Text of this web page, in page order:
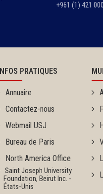
+961 (1) 421 000
PRATIQUES
Annuaire
Contactez-nous
Webmail USJ
Bureau de Paris
North America Office
Saint Joseph University
Foundation, Beirut Inc. -
États-Unis